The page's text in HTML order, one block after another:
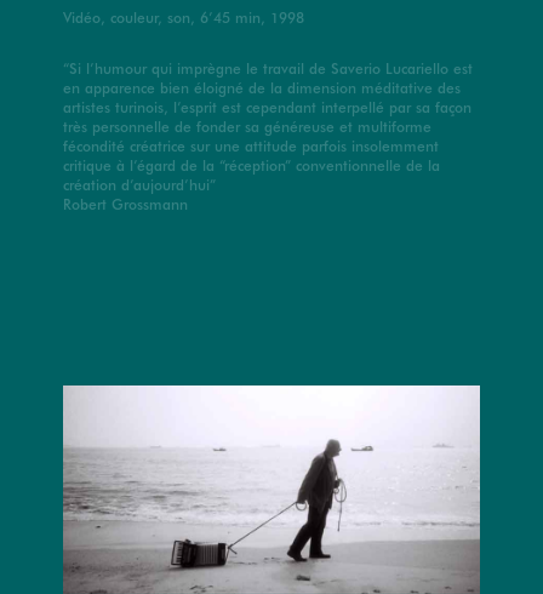
Vidéo, couleur, son, 6’45 min, 1998
“Si l’humour qui imprègne le travail de Saverio Lucariello est
en apparence bien éloigné de la dimension méditative des
artistes turinois, l’esprit est cependant interpellé par sa façon
très personnelle de fonder sa généreuse et multiforme
fécondité créatrice sur une attitude parfois insolemment
critique à l’égard de la “réception” conventionnelle de la
création d’aujourd’hui”
Robert Grossmann